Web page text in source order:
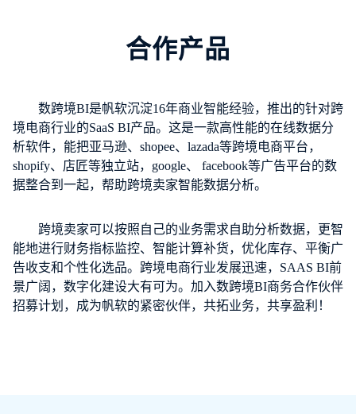
合作产品
数跨境BI是帆软沉淀16年商业智能经验，推出的针对跨
境电商行业的SaaS BI产品。这是一款高性能的在线数据分
析软件，能把亚马逊、shopee、lazada等跨境电商平台，
shopify、店匠等独立站，google、 facebook等广告平台的数
据整合到一起，帮助跨境卖家智能数据分析。
跨境卖家可以按照自己的业务需求自助分析数据，更智
能地进行财务指标监控、智能计算补货，优化库存、平衡广
告收支和个性化选品。跨境电商行业发展迅速，SAAS BI前
景广阔，数字化建设大有可为。加入数跨境BI商务合作伙伴
招募计划，成为帆软的紧密伙伴，共拓业务，共享盈利！